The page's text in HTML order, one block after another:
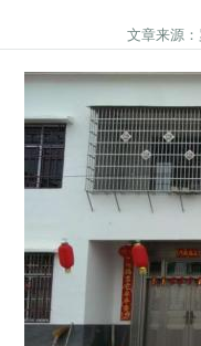
文章来源